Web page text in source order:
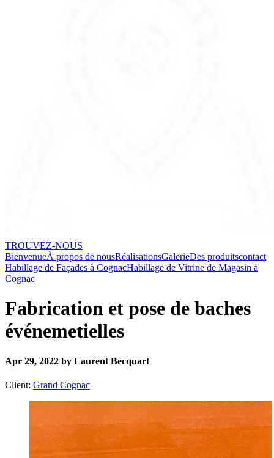
TROUVEZ-NOUS
BienvenueÀ propos de nousRéalisationsGalerieDes produitscontact
Habillage de Façades à CognacHabillage de Vitrine de Magasin à
Cognac
Fabrication et pose de baches
événemetielles
Apr 29, 2022 by Laurent Becquart
Client: Grand Cognac